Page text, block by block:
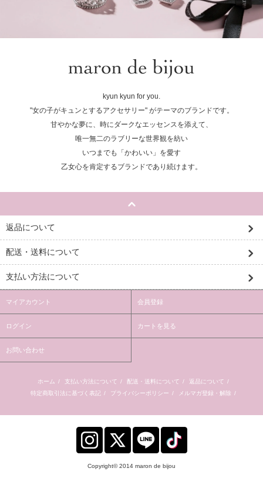
kyun kyun for you.
"女の子がキュンとするアクセサリー" がテーマのブランドです。
甘やかな夢に、時にダークなエッセンスを添えて、
唯一無二のラブリーな世界観を紡い
いつまでも「かわいい」を愛す
乙女心を肯定するブランドであり続けます。
返品について
配送・送料について
支払い方法について
マイアカウント 会員登録
ログイン カートを見る
お問い合わせ
ホーム / 支払い方法について / 配送・送料について / 返品について /
特定商取引法に基づく表記 / プライバシーポリシー / メルマガ登録・解除 /
Copyright© 2014 maron de bijou